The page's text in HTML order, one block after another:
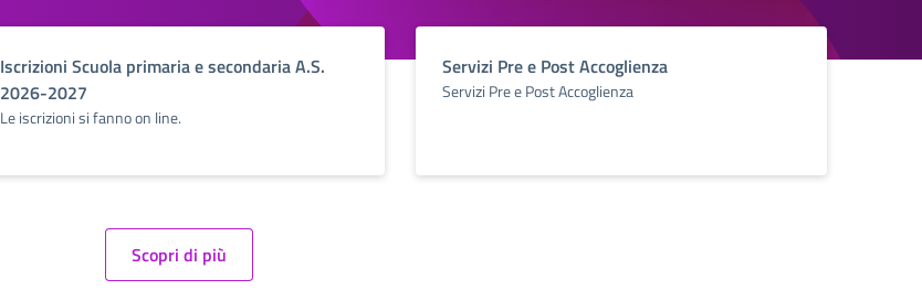
Iscrizioni Scuola primaria e secondaria A.S.
2026-2027
Le iscrizioni si fanno on line.
Servizi Pre e Post Accoglienza
Servizi Pre e Post Accoglienza
Scopri di più